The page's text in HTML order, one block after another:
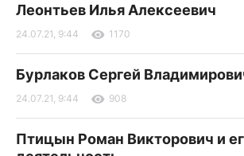
Леонтьев Илья Алексеевич
24.07.21, 9:44 1170
Бурлаков Сергей
24.07.21, 9:44 908
Птицын Роман Викторович и